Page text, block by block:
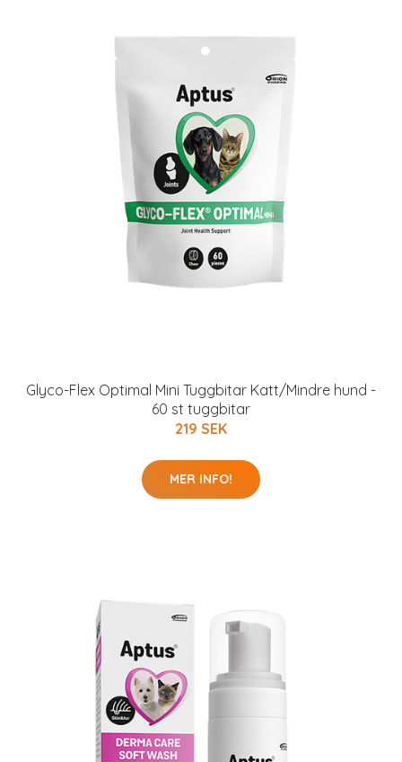
Glyco-Flex Optimal Mini Tuggbitar Katt/Mindre hund -
60 st tuggbitar
219 SEK
MER INFO!